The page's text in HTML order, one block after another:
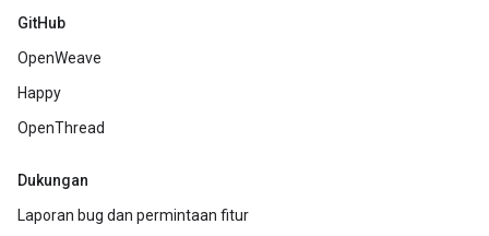
GitHub
OpenWeave
Happy
OpenThread
Dukungan
Laporan bug dan permintaan fitur